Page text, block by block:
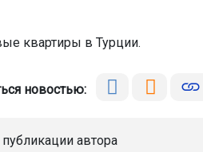
квартиры в Турции.
новостью:
автора